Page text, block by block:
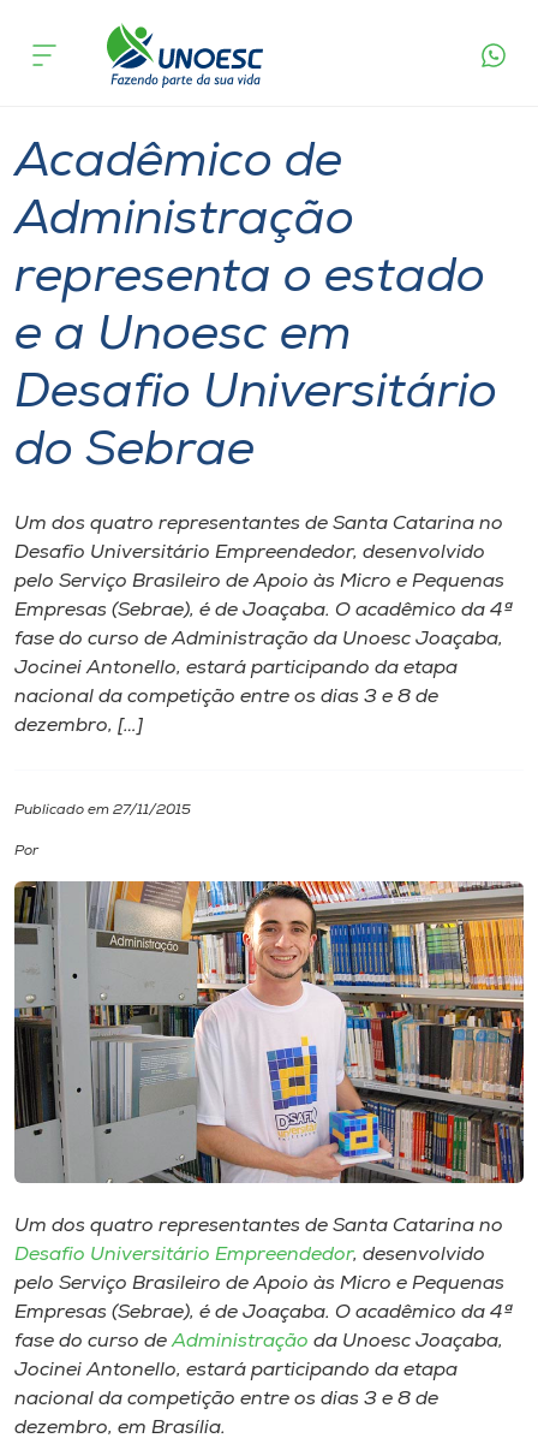
Cursos
Pesquisa
Atendimento ao Estudante
Portal de Ensino
Unoesc
Internacionalização
I.nova
Diplomados
Cultura
CPA
Biblioteca
Editora
Rádio
Museu
Unoesc
Selecione
o idioma
A+
acontece
Sebrae
Acadêmico de
Administração
representa o estado
e a Unoesc em
Desafio Universitário
do Sebrae
Um dos quatro representantes de Santa Catarina no
Desafio Universitário Empreendedor, desenvolvido
pelo Serviço Brasileiro de Apoio às Micro e Pequenas
Empresas (Sebrae), é de Joaçaba. O acadêmico da 4ª
fase do curso de Administração da Unoesc Joaçaba,
Jocinei Antonello, estará participando da etapa
nacional da competição entre os dias 3 e 8 de
dezembro, […]
Publicado em 27/11/2015
Por
Um dos quatro representantes de Santa Catarina no
Desafio Universitário Empreendedor, desenvolvido
pelo Serviço Brasileiro de Apoio às Micro e Pequenas
Empresas (Sebrae), é de Joaçaba. O acadêmico da 4ª
fase do curso deAdministração da Unoesc Joaçaba,
Jocinei Antonello, estará participando da etapa
nacional da competição entre os dias 3 e 8 de
dezembro, em Brasília.